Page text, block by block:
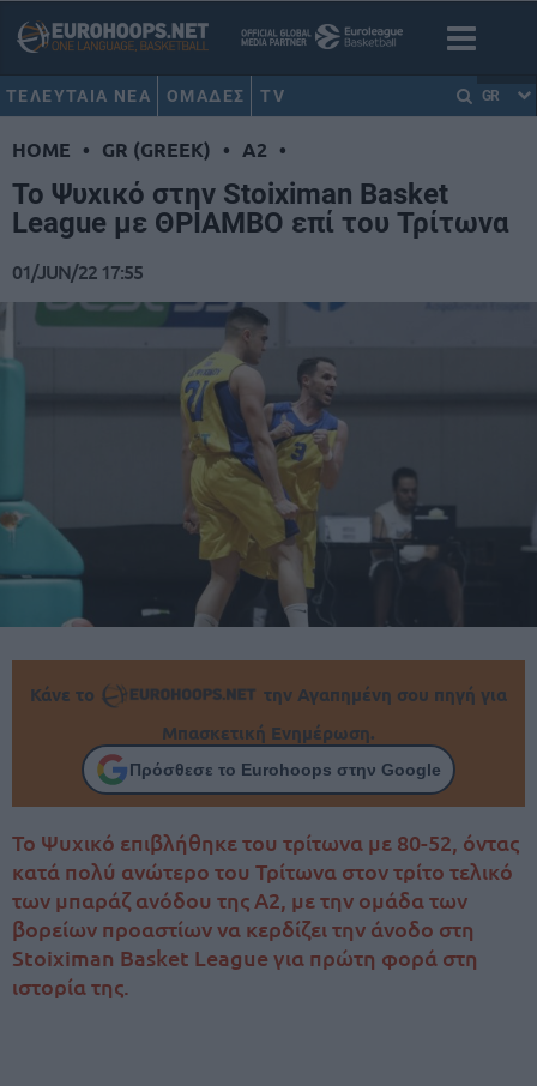
ΤΕΛΕΥΤΑΙΑ ΝΕΑ ΟΜΑΔΕΣ TV GR
HOME • GR (GREEK) • A2 •
Το Ψυχικό στην Stoiximan Basket
League με ΘΡΙΑΜΒΟ επί του Τρίτωνα
01/JUN/22 17:55
Κάνε το
την Αγαπημένη σου πηγή για
Μπασκετική Ενημέρωση.
Πρόσθεσε το Eurohoops στην Google
Το Ψυχικό επιβλήθηκε του τρίτωνα με 80-52, όντας
κατά πολύ ανώτερο του Τρίτωνα στον τρίτο τελικό
των μπαράζ ανόδου της Α2, με την ομάδα των
βορείων προαστίων να κερδίζει την άνοδο στη
Stoiximan Basket League για πρώτη φορά στη
ιστορία της.